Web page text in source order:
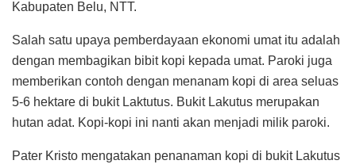
Kabupaten Belu, NTT.
Salah satu upaya pemberdayaan ekonomi umat itu adalah
dengan membagikan bibit kopi kepada umat. Paroki juga
memberikan contoh dengan menanam kopi di area seluas
5-6 hektare di bukit Laktutus. Bukit Lakutus merupakan
hutan adat. Kopi-kopi ini nanti akan menjadi milik paroki.
Pater Kristo mengatakan penanaman kopi di bukit Lakutus